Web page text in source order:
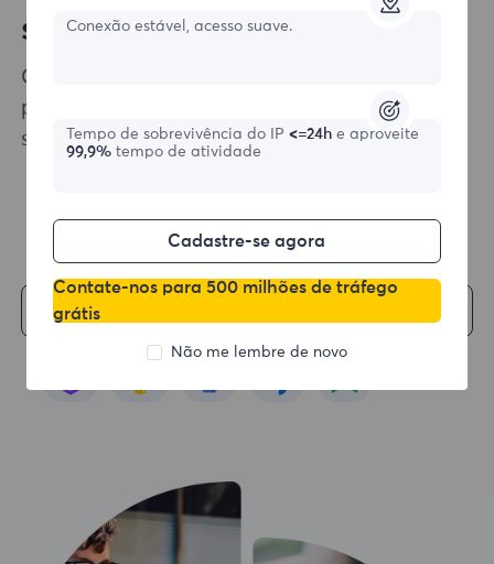
soluções aos seus projetos
Garantimos que a integração de nossos
produtos em sua infraestrutura de raspagem
seja o mais fácil possível.
Conexão estável, acesso suave.
Tempo de sobrevivência do IP <=24h e aproveite
99,9%tempo de atividade
Cadastre-se agora
Contate-nos para 500 milhões de tráfego
grátis
Não me lembre de novo